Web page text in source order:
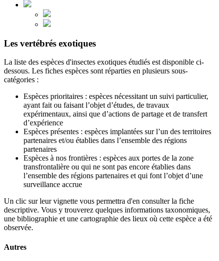
Les vertébrés exotiques
La liste des espèces d'insectes exotiques étudiés est disponible ci-
dessous. Les fiches espèces sont réparties en plusieurs sous-
catégories :
Espèces prioritaires : espèces nécessitant un suivi particulier,
ayant fait ou faisant l’objet d’études, de travaux
expérimentaux, ainsi que d’actions de partage et de transfert
d’expérience
Espèces présentes : espèces implantées sur l’un des territoires
partenaires et/ou établies dans l’ensemble des régions
partenaires
Espèces à nos frontières : espèces aux portes de la zone
transfrontalière ou qui ne sont pas encore établies dans
l’ensemble des régions partenaires et qui font l’objet d’une
surveillance accrue
Un clic sur leur vignette vous permettra d'en consulter la fiche
descriptive. Vous y trouverez quelques informations taxonomiques,
une bibliographie et une cartographie des lieux où cette espèce a été
observée.
Autres